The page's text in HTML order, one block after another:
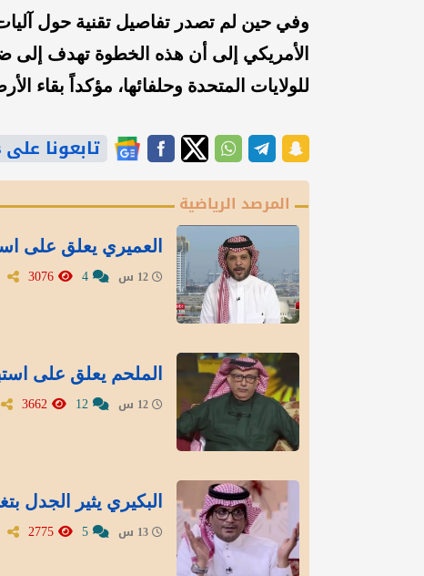
وفي حين لم تصدر تفاصيل تقنية حول
الأمريكي إلى أن هذه الخطوة تهدف إلى
للولايات المتحدة وحلفائها، مؤكداً بقاء
تابعونا على Google News
المرصد الرياضية
العميري يعلق على استبعاد 5 قوائم من انتخابات
الملحم يعلق على
البكيري يثير الجدل